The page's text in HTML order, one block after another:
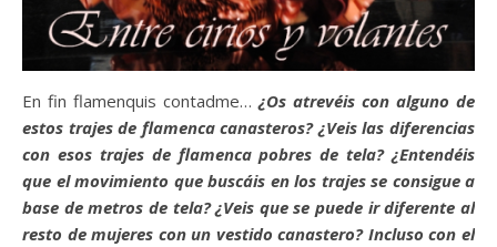
En fin flamenquis contadme…¿Os atrevéis con alguno de
estos trajes de flamenca canasteros? ¿Veis las diferencias
con esos trajes de flamenca pobres de tela? ¿Entendéis
que el movimiento que buscáis en los trajes se consigue a
base de metros de tela? ¿Veis que se puede ir diferente al
resto de mujeres con un vestido canastero? Incluso con el